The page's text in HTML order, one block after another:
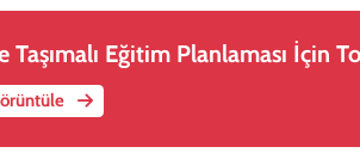
Taşımalı Eğitim Planlaması İçin